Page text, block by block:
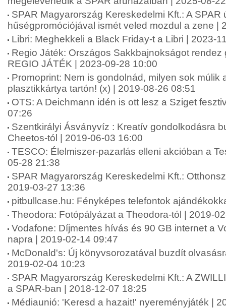
SPAR Magyarország Kereskedelmi Kft.: A SPAR
hűségpromóciójával ismét veled mozdul a zene |
Libri: Meghekkeli a Black Friday-t a Libri | 2023-
Regio Játék: Országos Sakkbajnokságot rendez
REGIO JÁTÉK | 2023-09-28 10:00
Promoprint: Nem is gondolnád, milyen sok múlik
plasztikkártya tartón! (x) | 2019-08-26 08:51
OTS: A Deichmann idén is ott lesz a Sziget
07:26
Szentkirályi Ásványvíz : Kreatív gondolkodásra
Cheetos-tól | 2019-06-03 16:00
TESCO: Élelmiszer-pazarlás elleni akcióban a
05-28 21:38
SPAR Magyarország Kereskedelmi Kft.:
2019-03-27 13:36
pitbullcase.hu: Fényképes telefontok
Theodora: Fotópályázat a Theodora-tól | 2019-
Vodafone: Díjmentes hívás és 90 GB internet a
napra | 2019-02-14 09:47
McDonald's: Új könyvsorozatával buzdít
2019-02-04 10:23
SPAR Magyarország Kereskedelmi Kft.: A
a SPAR-ban | 2018-12-07 18:25
Médiaunió: 'Keresd a hazait!' nyereményjáték |